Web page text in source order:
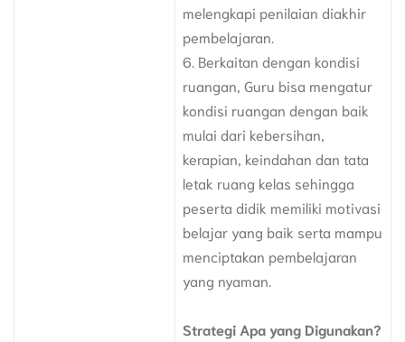
melengkapi penilaian diakhir
pembelajaran.
6. Berkaitan dengan kondisi
ruangan, Guru bisa mengatur
kondisi ruangan dengan baik
mulai dari kebersihan,
kerapian, keindahan dan tata
letak ruang kelas sehingga
peserta didik memiliki motivasi
belajar yang baik serta mampu
menciptakan pembelajaran
yang nyaman.
Strategi Apa yang Digunakan?